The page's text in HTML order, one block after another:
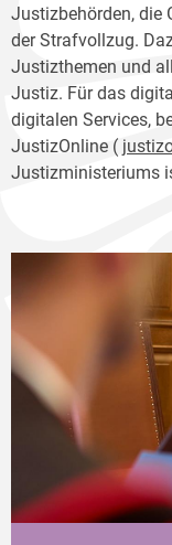
Justizbehörden, die
der Strafvollzug.
Justizthemen und
Justiz. Für das
digitalen Services,
JustizOnline (
Justizministeriums